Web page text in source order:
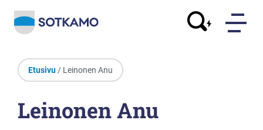
Etusivu / Leinonen Anu
Leinonen Anu